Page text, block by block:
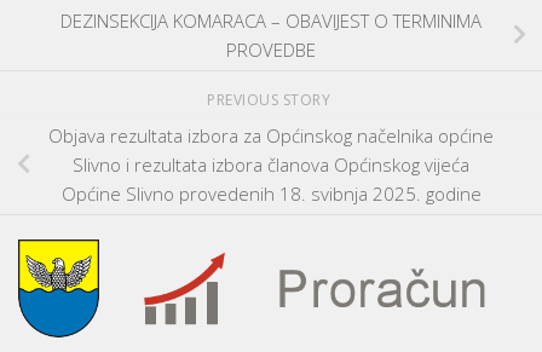
DEZINSEKCIJA KOMARACA – OBAVIJEST O TERMINIMA
PROVEDBE
PREVIOUS STORY
Objava rezultata izbora za Općinskog načelnika općine
Slivno i rezultata izbora članova Općinskog vijeća
Općine Slivno provedenih 18. svibnja 2025. godine